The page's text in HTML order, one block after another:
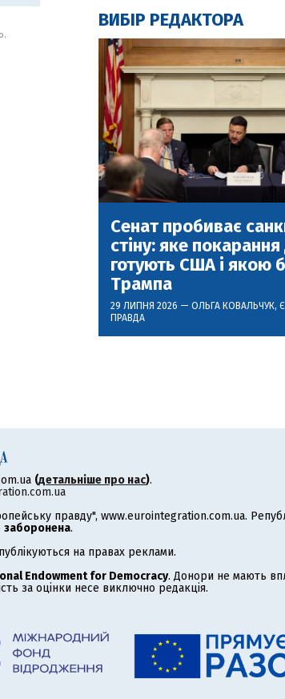
ВИБІР РЕДАКТОРА
Сенат пробиває
стіну: яке покарання
готують США і якою
Трампа
29 ЛИПНЯ 2026 — ОЛЬГА КОВАЛЬЧУК,
ПРАВДА
(детальніше про нас).
правду", www.eurointegration.com.ua.
заборонена.
публікуються на правах реклами.
Endowment for Democracy. Донори не мають
за оцінки несе виключно редакція.